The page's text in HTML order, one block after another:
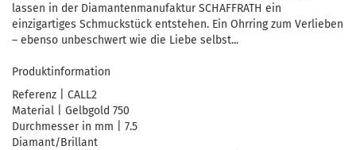
lassen in der Diamantenmanufaktur SCHAFFRATH ein
einzigartiges Schmuckstück entstehen. Ein Ohrring zum Verlieben
– ebenso unbeschwert wie die Liebe selbst...
Produktinformation
Referenz | CALL2
Material | Gelbgold 750
Durchmesser in mm | 7.5
Diamant/Brillant